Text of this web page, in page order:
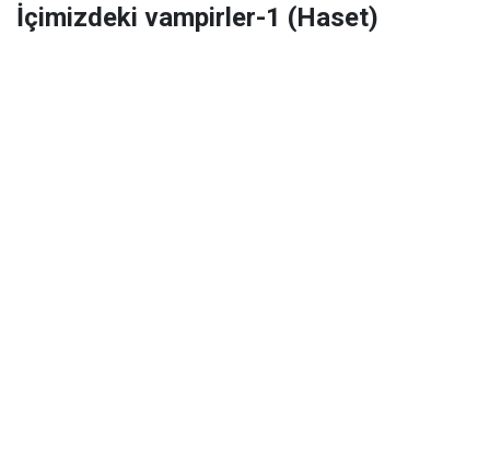
İçimizdeki vampirler-1 (Haset)